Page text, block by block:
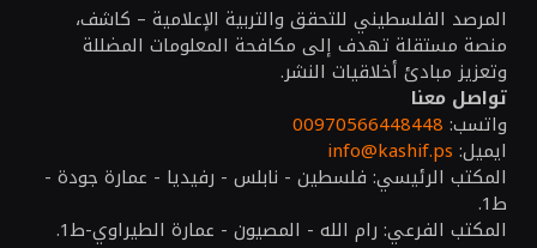
المرصد الفلسطيني للتحقق والتربية الإعلامية – كاشف،
منصة مستقلة تهدف إلى مكافحة المعلومات المضللة
وتعزيز مبادئ أخلاقيات النشر.
تواصل معنا
واتسب: 00970566448448
ايميل: info@kashif.ps
المكتب الرئيسي: فلسطين - نابلس - رفيديا - عمارة جودة -
ط1.
المكتب الفرعي: رام الله - المصيون - عمارة الطيراوي-ط1.